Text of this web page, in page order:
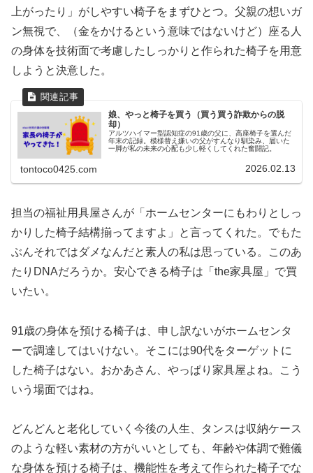
上がったり」がしやすい椅子をまずひとつ。父親の想いガ
ン無視で、（金をかけるという意味ではないけど）座る人
の身体を技術面で考慮したしっかりと作られた椅子を用意
しようと決意した。
娘、やっと椅子を買う（買う買う詐欺からの脱
却）
アルツハイマー型認知症の91歳の父に、高座椅子を選んだ
年末の記録。模様替え嫌いの父がすんなり馴染み、届いた
一脚が私の未来の心配も少し軽くしてくれた奮闘記。
tontoco0425.com 2026.02.13
担当の福祉用具屋さんが「ホームセンターにもわりとしっ
かりした椅子結構揃ってますよ」と言ってくれた。でもた
ぶんそれではダメなんだと素人の私は思っている。このあ
たりDNAだろうか。安心できる椅子は「the家具屋」で買
いたい。
91歳の身体を預ける椅子は、申し訳ないがホームセンタ
ーで調達してはいけない。そこには90代をターゲットに
した椅子はない。おかあさん、やっぱり家具屋よね。こう
いう場面ではね。
どんどんと老化していく今後の人生、タンスは収納ケース
のような軽い素材の方がいいとしても、年齢や体調で難儀
な身体を預ける椅子は、機能性を考えて作られた椅子でな